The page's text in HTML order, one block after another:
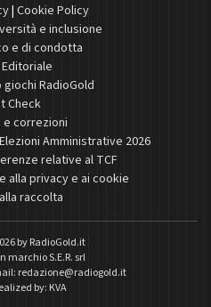
| Cookie Policy
e inclusione
e di condotta
RadioGold
Check
correzioni
Amministrative 2026
relative al TCF
alla privacy e ai cookie
raccolta
byRadioGold.it
marchio S.E.R. srl
redazione@radiogold.it
by: KVA